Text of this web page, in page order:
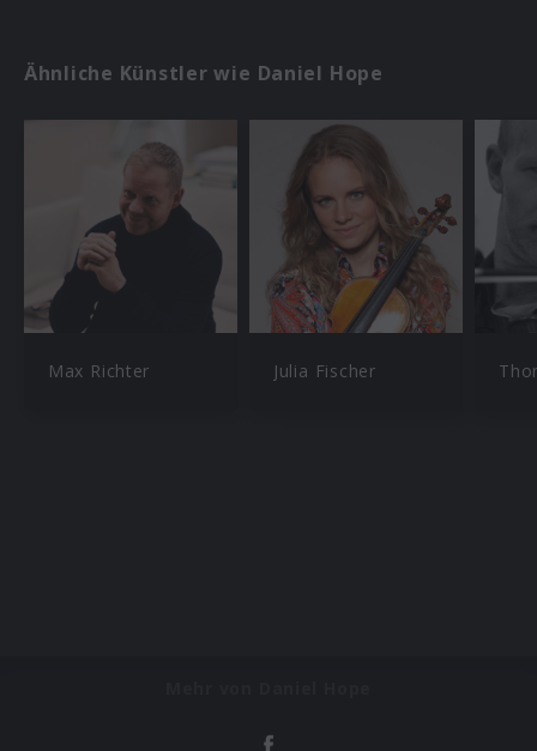
Ähnliche Künstler wie Daniel Hope
Max Richter Julia Fischer